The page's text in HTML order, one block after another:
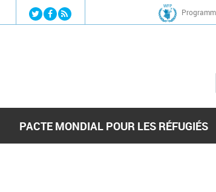
Jump to navigation
PACTE MONDIAL POUR LES RÉFUGIÉS